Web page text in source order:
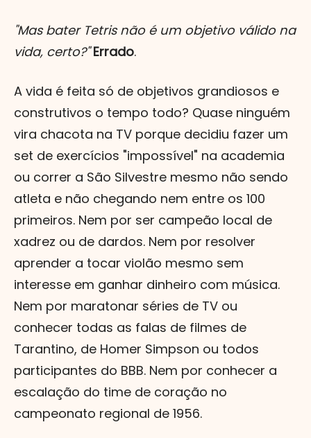
"Mas bater Tetris não é um objetivo válido na
vida, certo?" Errado.
A vida é feita só de objetivos grandiosos e
construtivos o tempo todo? Quase ninguém
vira chacota na TV porque decidiu fazer um
set de exercícios "impossível" na academia
ou correr a São Silvestre mesmo não sendo
atleta e não chegando nem entre os 100
primeiros. Nem por ser campeão local de
xadrez ou de dardos. Nem por resolver
aprender a tocar violão mesmo sem
interesse em ganhar dinheiro com música.
Nem por maratonar séries de TV ou
conhecer todas as falas de filmes de
Tarantino, de Homer Simpson ou todos
participantes do BBB. Nem por conhecer a
escalação do time de coração no
campeonato regional de 1956.